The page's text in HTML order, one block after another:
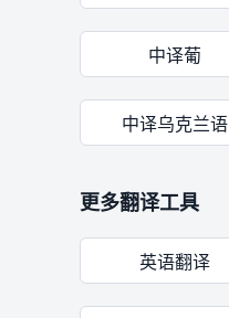
中译葡
中译乌克兰语
更多翻译工具
英语翻译